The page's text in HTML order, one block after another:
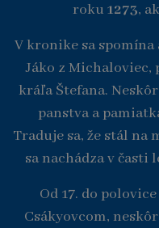
roku 1273,
V kronike sa spomína
Jáko z Michaloviec,
kráľa Štefana.
panstva a
Traduje sa, že stál na
sa nachádza v
Od 17. do
Csákyovcom,